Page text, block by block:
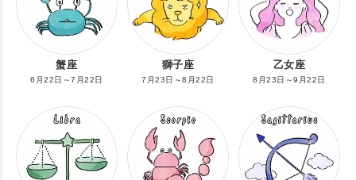
蟹座
6月22日～7月22日
獅子座
7月23日～8月22日
乙女座
8月23日～9月22日